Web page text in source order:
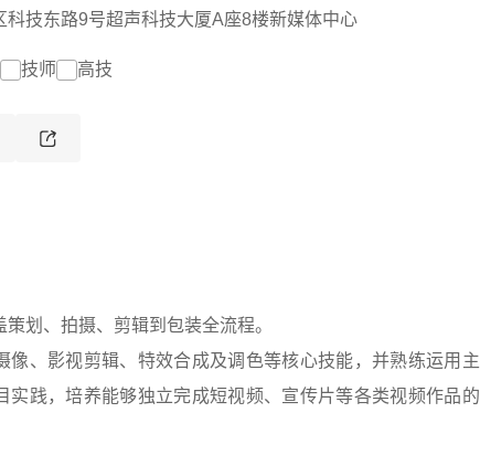
科技东路9号超声科技大厦A座8楼新媒体中心
技师 高技
划、拍摄、剪辑到包装全流程。
像、影视剪辑、特效合成及调色等核心技能，并熟练运用主
实践，培养能够独立完成短视频、宣传片等各类视频作品的